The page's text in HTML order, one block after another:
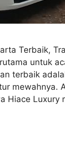
Terbaik,
untuk
terbaik
mewahnya.
Hiace Luxury